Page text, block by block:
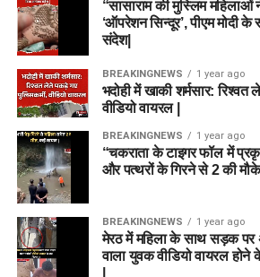
“सासाराम की मुस्लिम महिलाओं
‘ऑपरेशन सिन्दूर’, पीएम मोदी
संदेश|
BREAKINGNEWS 1 year ago
भदोही में खाकी शर्मसार:
वीडियो वायरल |
BREAKINGNEWS 1 year ago
“चकराता के टाइगर फॉल में
और पत्थरों के गिरने से 2 की
BREAKINGNEWS 1 year ago
मेरठ में महिला के साथ सड़क
वाला युवक वीडियो वायरल होने